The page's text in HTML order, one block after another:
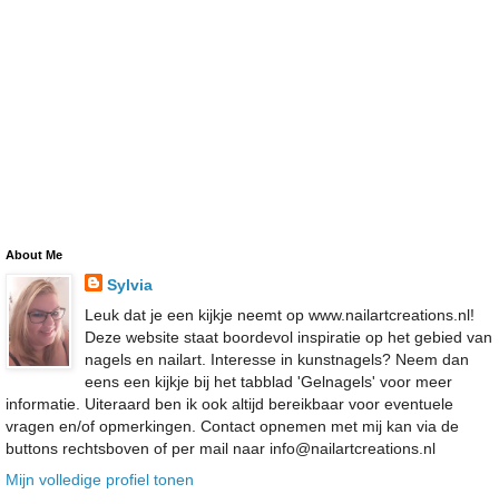
About Me
Sylvia
Leuk dat je een kijkje neemt op www.nailartcreations.nl!
Deze website staat boordevol inspiratie op het gebied van
nagels en nailart. Interesse in kunstnagels? Neem dan
eens een kijkje bij het tabblad 'Gelnagels' voor meer
informatie. Uiteraard ben ik ook altijd bereikbaar voor eventuele
vragen en/of opmerkingen. Contact opnemen met mij kan via de
buttons rechtsboven of per mail naar info@nailartcreations.nl
Mijn volledige profiel tonen